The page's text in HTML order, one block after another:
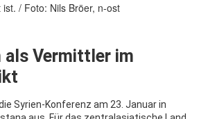
als Vermittler im
Syrien-Konferenz am 23. Januar in